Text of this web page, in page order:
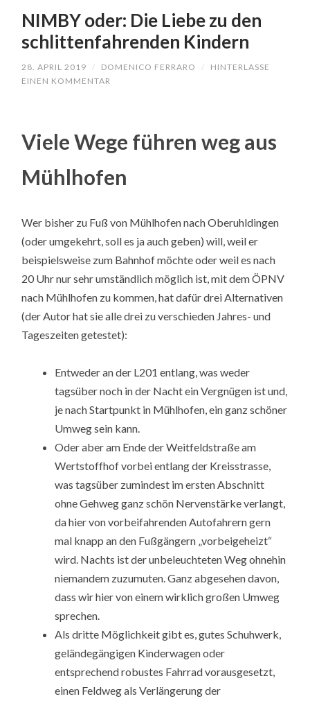
NIMBY oder: Die Liebe zu den
schlittenfahrenden Kindern
28. APRIL 2019 / DOMENICO FERRARO /
HINTERLASSE
EINEN KOMMENTAR
Viele Wege führen weg aus
Mühlhofen
Wer bisher zu Fuß von Mühlhofen nach Oberuhldingen
(oder umgekehrt, soll es ja auch geben) will, weil er
beispielsweise zum Bahnhof möchte oder weil es nach
20 Uhr nur sehr umständlich möglich ist, mit dem ÖPNV
nach Mühlhofen zu kommen, hat dafür drei Alternativen
(der Autor hat sie alle drei zu verschieden Jahres- und
Tageszeiten getestet):
Entweder an der L201 entlang, was weder
tagsüber noch in der Nacht ein Vergnügen ist und,
je nach Startpunkt in Mühlhofen, ein ganz schöner
Umweg sein kann.
Oder aber am Ende der Weitfeldstraße am
Wertstoffhof vorbei entlang der Kreisstrasse,
was tagsüber zumindest im ersten Abschnitt
ohne Gehweg ganz schön Nervenstärke verlangt,
da hier von vorbeifahrenden Autofahrern gern
mal knapp an den Fußgängern „vorbeigeheizt“
wird. Nachts ist der unbeleuchteten Weg ohnehin
niemandem zuzumuten. Ganz abgesehen davon,
dass wir hier von einem wirklich großen Umweg
sprechen.
Als dritte Möglichkeit gibt es, gutes Schuhwerk,
geländegängigen Kinderwagen oder
entsprechend robustes Fahrrad vorausgesetzt,
einen Feldweg als Verlängerung der